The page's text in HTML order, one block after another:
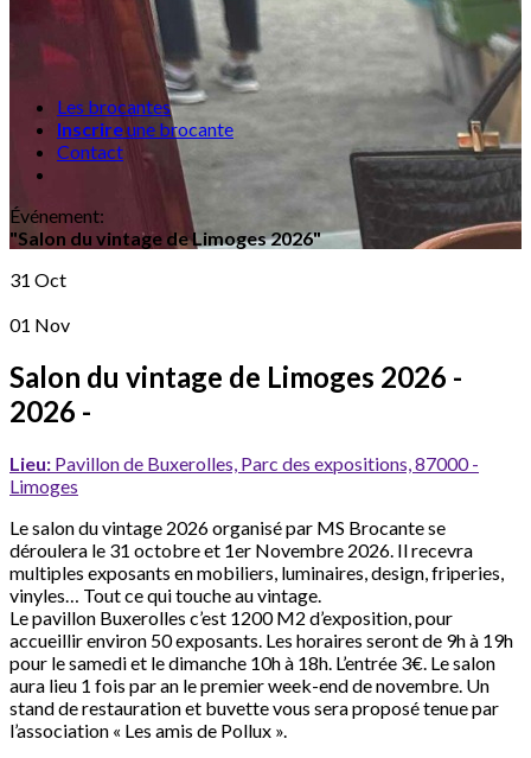
Les brocantes
Inscrireune brocante
Contact
Événement:
"Salon du vintage de Limoges 2026"
31 Oct
01 Nov
Salon du vintage de Limoges 2026 -
2026 -
Lieu: Pavillon de Buxerolles, Parc des expositions, 87000 -
Limoges
Le salon du vintage 2026 organisé par MS Brocante se
déroulera le 31 octobre et 1er Novembre 2026. Il recevra
multiples exposants en mobiliers, luminaires, design, friperies,
vinyles… Tout ce qui touche au vintage.
Le pavillon Buxerolles c’est 1200 M2 d’exposition, pour
accueillir environ 50 exposants. Les horaires seront de 9h à 19h
pour le samedi et le dimanche 10h à 18h. L’entrée 3€. Le salon
aura lieu 1 fois par an le premier week-end de novembre. Un
stand de restauration et buvette vous sera proposé tenue par
l’association « Les amis de Pollux ».